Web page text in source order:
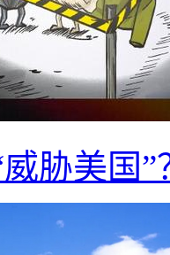
胁美国”